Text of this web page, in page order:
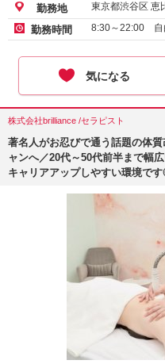
勤務地 東京都渋谷区 恵
勤務時間 8:30～22:00 自
気になる
株式会社brilliance /セラピスト
著名人がお忍びで通う話題の体
ャンへ／20代～50代前半まで幅
キャリアアップしやすい環境で